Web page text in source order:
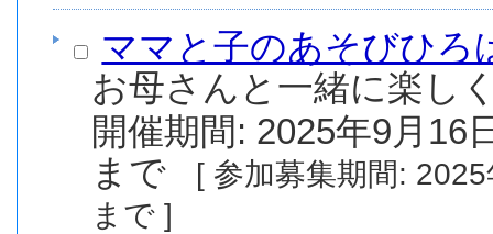
ママと子のあそびひろ
お母さんと一緒に楽し
開催期間: 2025年9月16
[ 参加募集期間: 2025年8月1日(金) から 2025年9月30日(火)
まで ]